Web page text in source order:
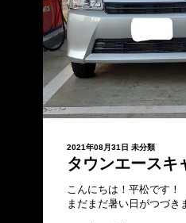
2021年08月31日 未分類
タウンエース
こんにちは！平松です！
まだまだ暑い日がつづき